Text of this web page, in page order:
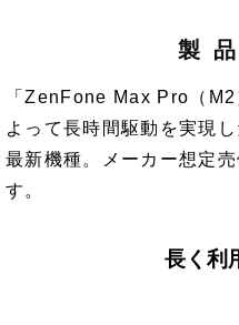
製
「ZenFone Max Pro（
よって長時間駆動を実現
最新機種。メーカー想定
す。
長く利